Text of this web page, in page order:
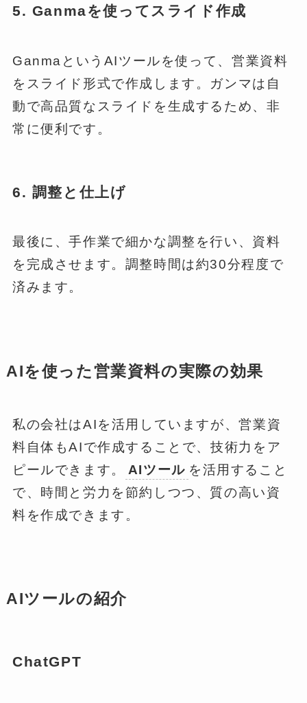
5. Ganmaを使ってスライド作成
GanmaというAIツールを使って、営業資料
をスライド形式で作成します。ガンマは自
動で高品質なスライドを生成するため、非
常に便利です。
6. 調整と仕上げ
最後に、手作業で細かな調整を行い、資料
を完成させます。調整時間は約30分程度で
済みます。
AIを使った営業資料の実際の効果
私の会社はAIを活用していますが、営業資
料自体もAIで作成することで、技術力をア
ピールできます。
AIツール を活用すること
で、時間と労力を節約しつつ、質の高い資
料を作成できます。
AIツールの紹介
ChatGPT